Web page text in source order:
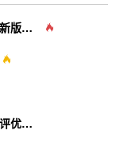
《重庆大学学报（社会科学版）》关于启用新版投审稿系统的通知
重庆大学期刊社在全国高校文科学报第六届评优活动中获佳绩